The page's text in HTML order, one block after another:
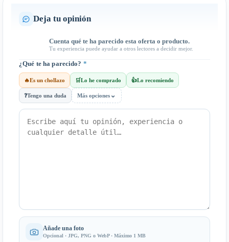
Deja tu opinión
Cuenta qué te ha parecido esta oferta o producto.
Tu experiencia puede ayudar a otros lectores a decidir mejor.
¿Qué te ha parecido? *
🔥Es un chollazo 🛒Lo he comprado 👍Lo recomiendo
❓Tengo una duda Más opciones ⌄
Añade una foto
Opcional · JPG, PNG o WebP · Máximo 1 MB